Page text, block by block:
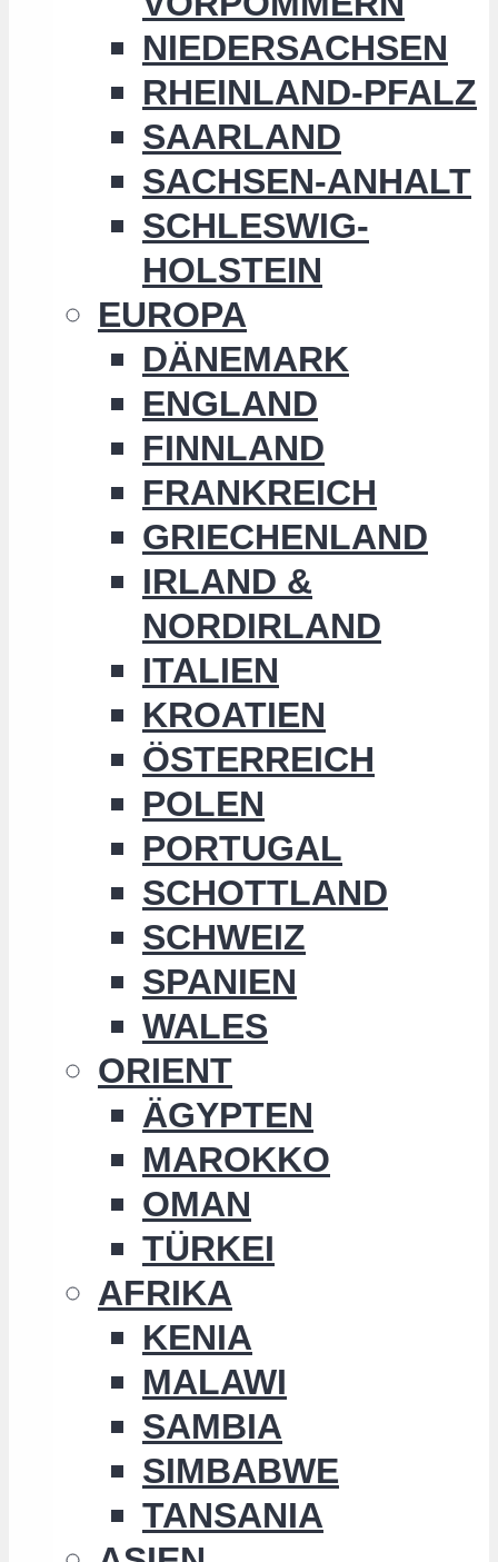
NIEDERSACHSEN
RHEINLAND-PFALZ
SAARLAND
SACHSEN-ANHALT
SCHLESWIG-
HOLSTEIN
EUROPA
DÄNEMARK
ENGLAND
FINNLAND
FRANKREICH
GRIECHENLAND
IRLAND &
NORDIRLAND
ITALIEN
KROATIEN
ÖSTERREICH
POLEN
PORTUGAL
SCHOTTLAND
SCHWEIZ
SPANIEN
WALES
ORIENT
ÄGYPTEN
MAROKKO
OMAN
TÜRKEI
AFRIKA
KENIA
MALAWI
SAMBIA
SIMBABWE
TANSANIA